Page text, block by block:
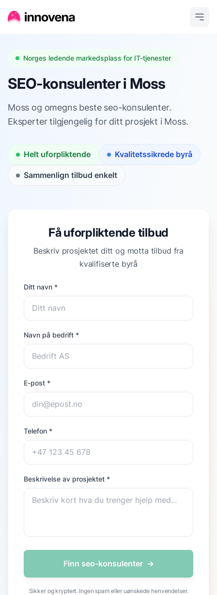
Norges ledende markedsplass for IT-tjenester
SEO-konsulenter i Moss
Moss og omegns beste seo-konsulenter.
Eksperter tilgjengelig for ditt prosjekt i Moss.
Helt uforpliktende Kvalitetssikrede byrå
Sammenlign tilbud enkelt
Få uforpliktende tilbud
Beskriv prosjektet ditt og motta tilbud fra
kvalifiserte byrå
Ditt navn *
Navn på bedrift *
E-post *
Telefon *
Beskrivelse av prosjektet *
Finn seo-konsulenter →
Sikker og kryptert. Ingen spam eller uønskede henvendelser.